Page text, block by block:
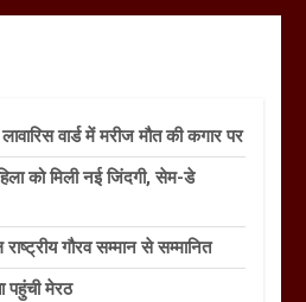
वार्ड में मरीज मौत की कगार पर
को मिली नई जिंदगी, सेम-डे
गौरव सम्मान से सम्मानित
पहुंची मेरठ